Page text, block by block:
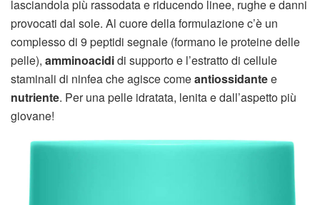
lasciandola più rassodata e riducendo linee, rughe e danni
provocati dal sole. Al cuore della formulazione c’è un
complesso di 9 peptidi segnale (formano le proteine delle
pelle), amminoacididi supporto e l’estratto di cellule
staminali di ninfea che agisce comeantiossidantee
nutriente. Per una pelle idratata, lenita e dall’aspetto più
giovane!